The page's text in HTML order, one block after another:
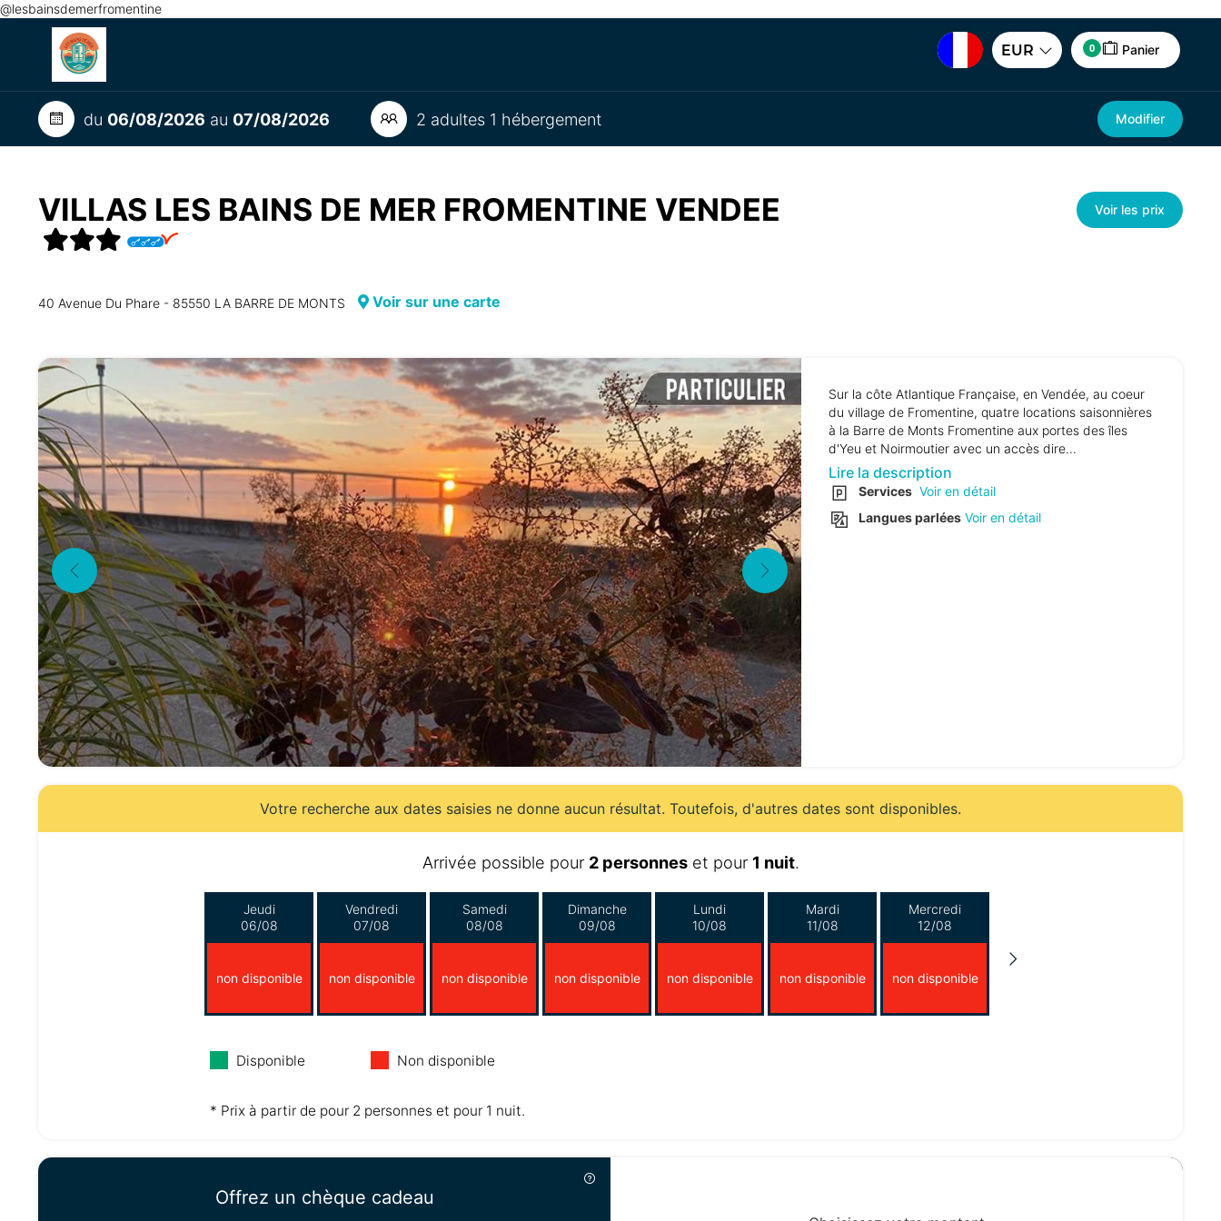
@lesbainsdemerfromentine
EUR 0 Panier
du 06/08/2026 au 07/08/2026 2 adultes 1 hébergement Modifier
VILLAS LES BAINS DE MER FROMENTINE VENDEE
40 Avenue Du Phare - 85550 LA BARRE DE MONTS Voir sur une carte
Voir les prix
Sur la côte Atlantique Française, en Vendée, au coeur
du village de Fromentine, quatre locations saisonnières
à la Barre de Monts Fromentine aux portes des îles
d'Yeu et Noirmoutier avec un accès dire...
Lire la description
Services Voir en détail
Langues parlées Voir en détail
Votre recherche aux dates saisies ne donne aucun résultat. Toutefois, d'autres dates sont disponibles.
Arrivée possible pour 2 personneset pour 1 nuit.
Jeudi
06/08
non disponible
Vendredi
07/08
non disponible
Samedi
08/08
non disponible
Dimanche
09/08
non disponible
Lundi
10/08
non disponible
Mardi
11/08
non disponible
Mercredi
12/08
non disponible
Disponible Non disponible
* Prix à partir de pour 2 personnes et pour 1 nuit.
Offrez un chèque cadeau